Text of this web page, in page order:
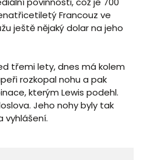
Francouz ve
ještě nějaký dolar na jeho
třemi lety, dnes má kolem
rozkopal nohu a pak
kterým Lewis podehl.
Jeho nohy byly tak
vyhlášení.